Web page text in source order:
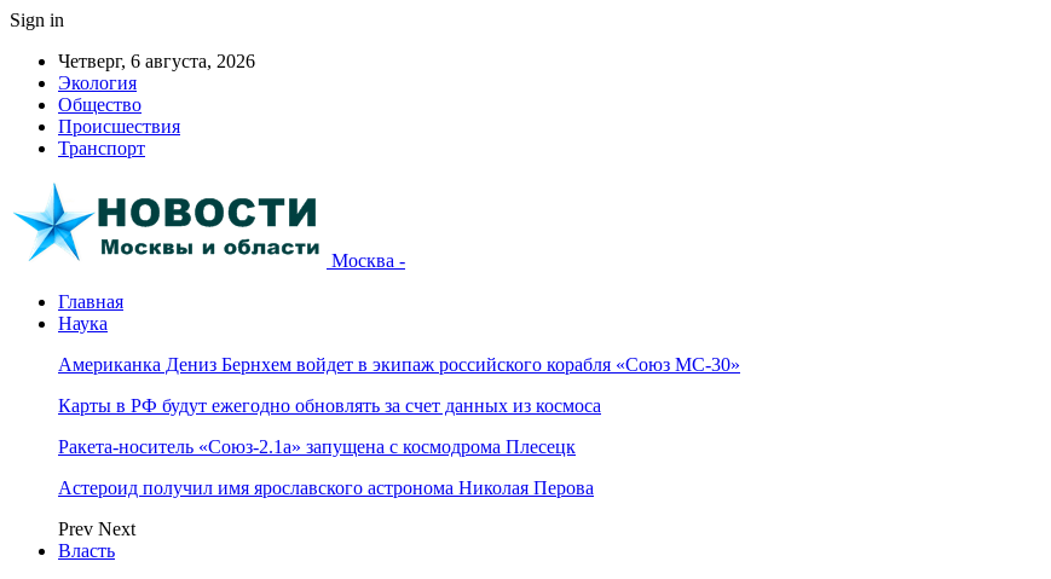
Sign in
Четверг, 6 августа, 2026
Экология
Общество
Происшествия
Транспорт
Москва -
Главная
Наука
Американка Дениз Бернхем войдет в экипаж российского корабля «Союз МС-30»
Карты в РФ будут ежегодно обновлять за счет данных из космоса
Ракета-носитель «Союз-2.1а» запущена с космодрома Плесецк
Астероид получил имя ярославского астронома Николая Перова
Prev Next
Власть